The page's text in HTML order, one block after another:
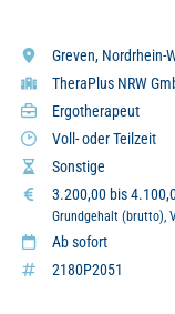
Greven, Nordrhein-
TheraPlus NRW
Ergotherapeut
Voll- oder Teilzeit
Sonstige
3.200,00 bis
Grundgehalt (brutto),
Ab sofort
2180P2051